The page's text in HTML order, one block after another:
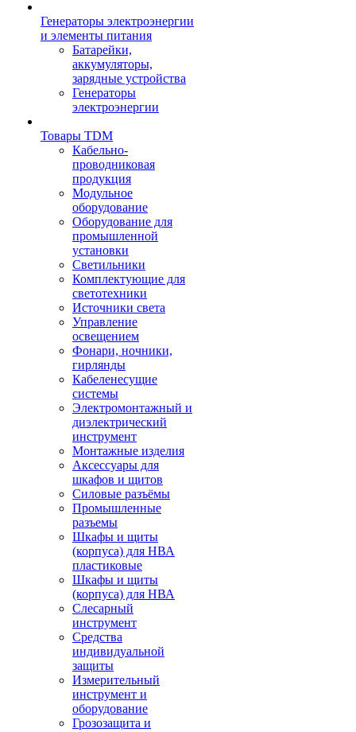
Генераторы электроэнергии
и элементы питания
Батарейки,
аккумуляторы,
зарядные устройства
Генераторы
электроэнергии
Товары TDM
Кабельно-
проводниковая
продукция
Модульное
оборудование
Оборудование для
промышленной
установки
Светильники
Комплектующие для
светотехники
Источники света
Управление
освещением
Фонари, ночники,
гирлянды
Кабеленесущие
системы
Электромонтажный и
диэлектрический
инструмент
Монтажные изделия
Аксессуары для
шкафов и щитов
Силовые разъёмы
Промышленные
разъемы
Шкафы и щиты
(корпуса) для НВА
пластиковые
Шкафы и щиты
(корпуса) для НВА
Слесарный
инструмент
Средства
индивидуальной
защиты
Измерительный
инструмент и
оборудование
Грозозащита и